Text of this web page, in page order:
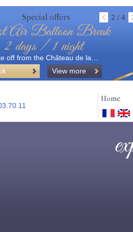
Special offers 2 / 4
Balloon Break
2 days / 1 night
off from the Château de la…
View more
Home